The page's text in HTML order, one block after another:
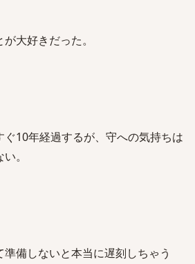
大好きだった。
10年経過するが、守への気持ちは
。
準備しないと本当に遅刻しちゃう